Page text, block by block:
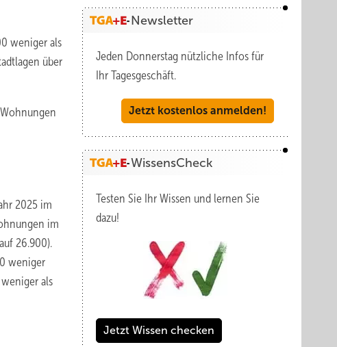
weniger als
über
2025 im
im
26.900).
weniger
als
Newsletter
Jeden Donnerstag nützliche Infos für
Ihr Tagesgeschäft.
Jetzt kostenlos anmelden!
WissensCheck
Testen Sie Ihr Wissen und lernen Sie
dazu!
Jetzt Wissen checken